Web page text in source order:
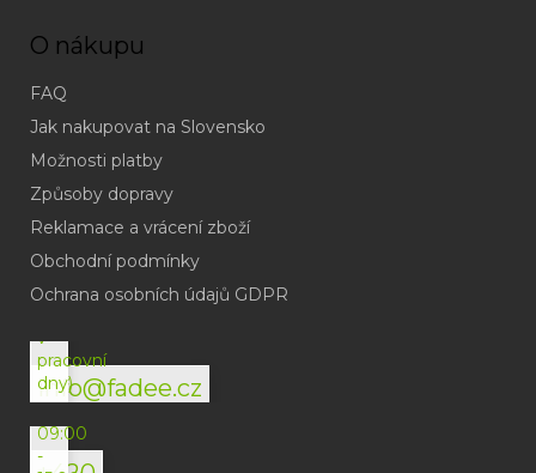
O nákupu
FAQ
Jak nakupovat na Slovensko
Možnosti platby
Způsoby dopravy
Reklamace a vrácení zboží
Obchodní podmínky
Ochrana osobních údajů GDPR
info@fadee.cz
(odpověď
do
v
pracovní
dny)
(Po-
09:00
-